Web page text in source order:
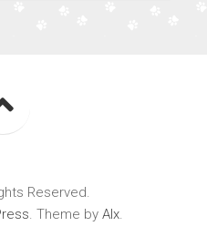
Reserved.
. Theme by Alx.